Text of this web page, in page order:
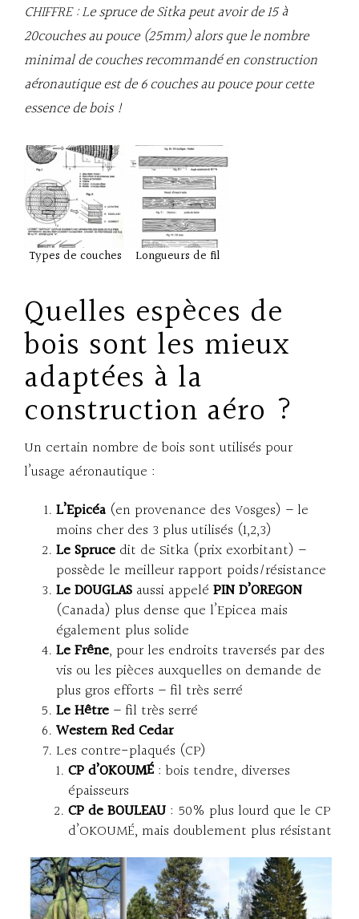
CHIFFRE : Le spruce de Sitka peut avoir de 15 à
20couches au pouce (25mm) alors que le nombre
minimal de couches recommandé en construction
aéronautique est de 6 couches au pouce pour cette
essence de bois !
Types de couches Longueurs de fil
Quelles espèces de
bois sont les mieux
adaptées à la
construction aéro ?
Un certain nombre de bois sont utilisés pour
l’usage aéronautique :
L’Epicéa (en provenance des Vosges) – le
moins cher des 3 plus utilisés (1,2,3)
Le Spruce dit de Sitka (prix exorbitant) –
possède le meilleur rapport poids/résistance
Le DOUGLAS aussi appelé PIN D’OREGON
(Canada) plus dense que l’Epicea mais
également plus solide
Le Frêne, pour les endroits traversés par des
vis ou les pièces auxquelles on demande de
plus gros efforts – fil très serré
Le Hêtre – fil très serré
Western Red Cedar
Les contre-plaqués (CP)
CP d’OKOUMÉ : bois tendre, diverses
épaisseurs
CP de BOULEAU : 50% plus lourd que le CP
d’OKOUMÉ, mais doublement plus résistant